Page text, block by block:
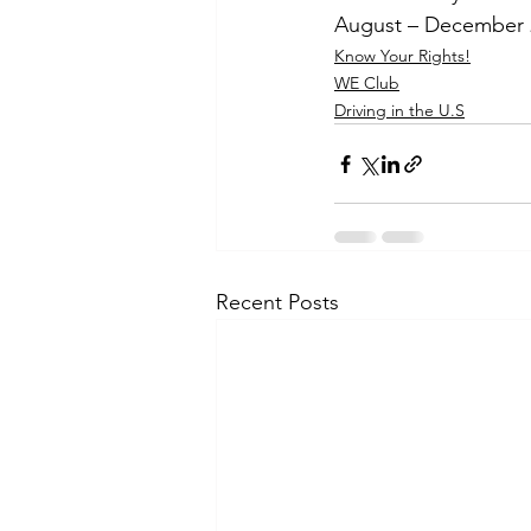
August – December
Know Your Rights!
WE Club
Driving in the U.S
Recent Posts